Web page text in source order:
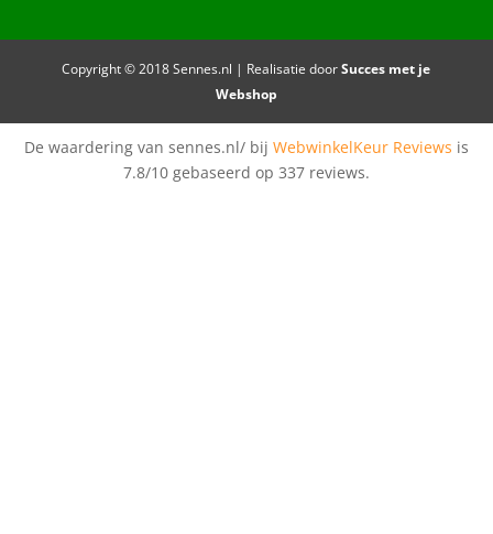
Copyright © 2018 Sennes.nl | Realisatie doorSucces met je
Webshop
De waardering van sennes.nl/ bij WebwinkelKeur Reviews is
7.8/10 gebaseerd op 337 reviews.